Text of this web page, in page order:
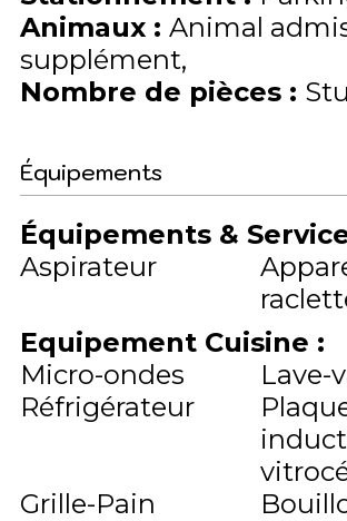
Animaux : Animal
supplément
Nombre de pièces :
Équipements
Équipements &
Aspirateur
Equipement Cuisine :
Micro-ondes
Lave-
Réfrigérateur
Grille-Pain